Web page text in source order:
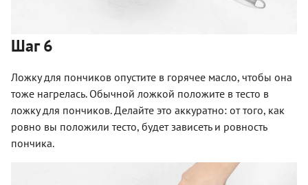
Шаг 6
Ложку для пончиков опустите в горячее масло, чтобы она
тоже нагрелась. Обычной ложкой положите в тесто в
ложку для пончиков. Делайте это аккуратно: от того, как
ровно вы положили тесто, будет зависеть и ровность
пончика.